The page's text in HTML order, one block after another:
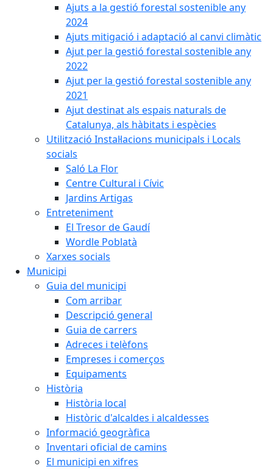
Ajuts a la gestió forestal sostenible any
2024
Ajuts mitigació i adaptació al canvi climàtic
Ajut per la gestió forestal sostenible any
2022
Ajut per la gestió forestal sostenible any
2021
Ajut destinat als espais naturals de
Catalunya, als hàbitats i espècies
Utilització Instal·lacions municipals i Locals
socials
Saló La Flor
Centre Cultural i Cívic
Jardins Artigas
Entreteniment
El Tresor de Gaudí
Wordle Poblatà
Xarxes socials
Municipi
Guia del municipi
Com arribar
Descripció general
Guia de carrers
Adreces i telèfons
Empreses i comerços
Equipaments
Història
Història local
Històric d'alcaldes i alcaldesses
Informació geogràfica
Inventari oficial de camins
El municipi en xifres